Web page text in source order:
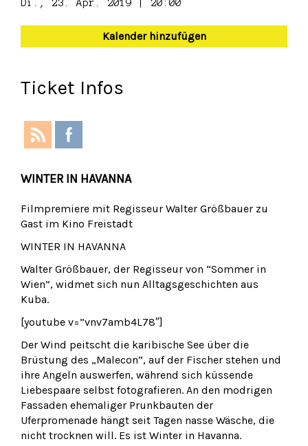
Di., 23. Apr. 2019 | 20:00
Kalender hinzufügen
Ticket Infos
WINTER IN HAVANNA
Filmpremiere mit Regisseur Walter Größbauer zu
Gast im Kino Freistadt
WINTER IN HAVANNA
Walter Größbauer, der Regisseur von “Sommer in
Wien”, widmet sich nun Alltagsgeschichten aus
Kuba.
[youtube v=”vnv7amb4L78″]
Der Wind peitscht die karibische See über die
Brüstung des „Malecon“, auf der Fischer stehen und
ihre Angeln auswerfen, während sich küssende
Liebespaare selbst fotografieren. An den modrigen
Fassaden ehemaliger Prunkbauten der
Uferpromenade hängt seit Tagen nasse Wäsche, die
nicht trocknen will. Es ist Winter in Havanna.